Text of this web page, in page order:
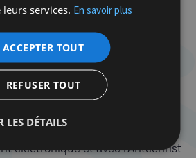
« Dajj?l régnera sur Terre pendant
comme une année, un jour
comme une semaine, et le
ordinaires. » (…)
(Apocalypse 13.16-18) le
étapes, qui atteindra son
système monétaire
électronique et avec l’Antéchrist
services. En savoir plus
ACCEPTER TOUT
REFUSER TOUT
LES DÉTAILS